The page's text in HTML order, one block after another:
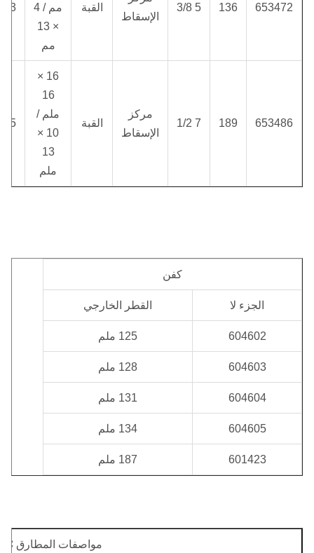
653472
136
5 3/8
الإسقاط
القبة
مم / 4
× 13
مم
653486
189
7 1/2
مركز
الإسقاط
القبة
16 ×
16
ملم /
10 ×
13
ملم
كفن
الجزء لا القطر الخارجي
604602 125 ملم
604603 128 ملم
604604 131 ملم
604605 134 ملم
601423 187 ملم
مواصفات المطارق ROSCHEN RC